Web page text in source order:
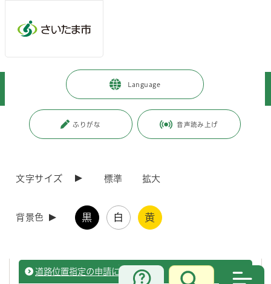
Language
ふりがな 音声読み上げ
文字サイズ 標準 拡大
背景色 黒 白 黄
お問合せ
事業者向けの情報 > まちづくり・交通・建設
関係・申請様式等
ページ番号：J004488
申請に対応しています
建築基準法の認定・許可等の電子申請について
道路位置指定の申請について